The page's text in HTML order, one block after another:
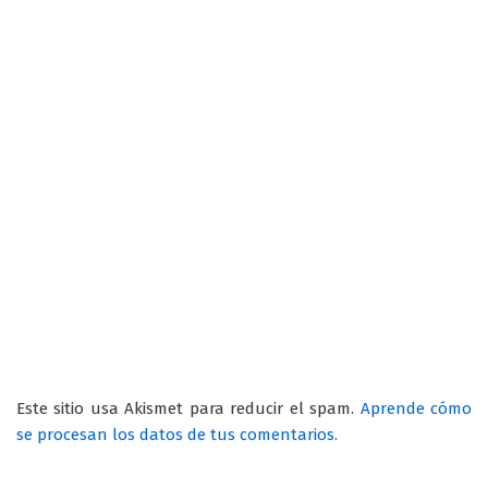
Este sitio usa Akismet para reducir el spam. Aprende cómo
se procesan los datos de tus comentarios.